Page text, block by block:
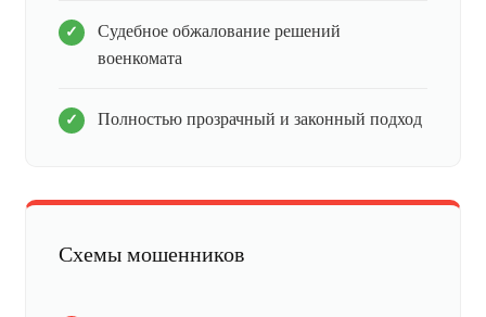
Судебное обжалование решений
военкомата
Полностью прозрачный и законный подход
Схемы мошенников